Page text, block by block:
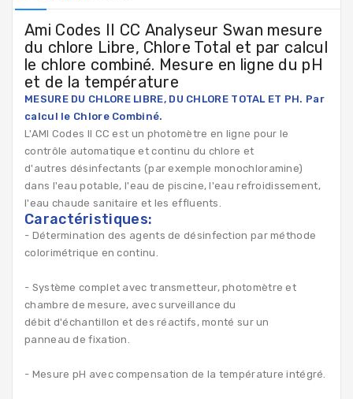
Ami Codes II CC Analyseur Swan mesure
du chlore Libre, Chlore Total et par calcul
le chlore combiné. Mesure en ligne du pH
et de la température
MESURE DU CHLORE LIBRE, DU CHLORE TOTAL ET PH. Par
calcul le Chlore Combiné.
L'AMI Codes II CCest un photomètre en ligne pour le
contrôle automatique et continu du chlore et
d'autres désinfectants (par exemple monochloramine)
dans l'eau potable, l'eau de piscine, l'eau refroidissement,
l'eau chaude sanitaire et les effluents.
Caractéristiques:
- Détermination des agents de désinfection par méthode
colorimétrique en continu.
- Système complet avec transmetteur, photomètre et
chambre de mesure, avec surveillance du
débit d'échantillon et des réactifs, monté sur un
panneau de fixation.
- Mesure pH avec compensation de la température intégré.